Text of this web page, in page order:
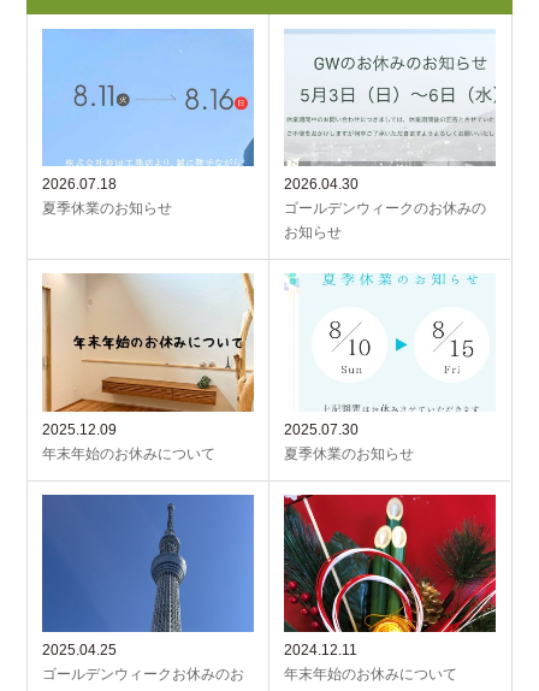
2026.07.18
夏季休業のお知らせ
2026.04.30
ゴールデンウィークのお休みの
お知らせ
2025.12.09
年末年始のお休みについて
2025.07.30
夏季休業のお知らせ
2025.04.25
ゴールデンウィークお休みのお
2024.12.11
年末年始のお休みについて